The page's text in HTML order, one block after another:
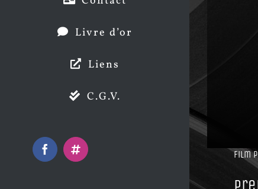
Livre d’or
Liens
C.G.V.
FacebookInstagram Film